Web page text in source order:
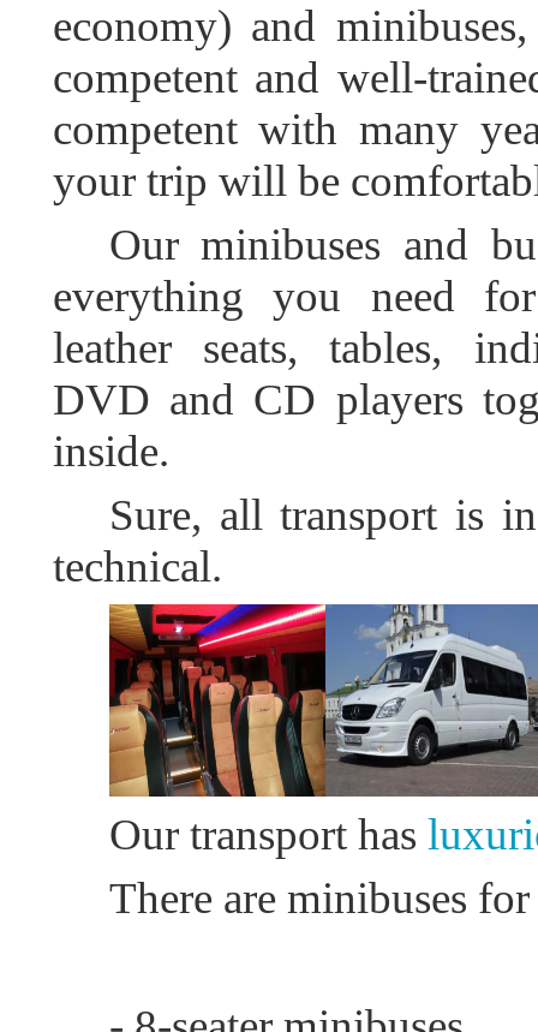
economy) and
competent and well-
competent with many
your trip will be
Our minibuses and
everything you need
leather seats, tables,
DVD and CD players
inside.
Sure, all transport is
technical.
Our transport has
There are minibuses